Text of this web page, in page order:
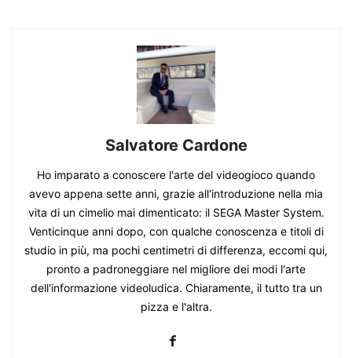
Salvatore Cardone
Ho imparato a conoscere l'arte del videogioco quando
avevo appena sette anni, grazie all'introduzione nella mia
vita di un cimelio mai dimenticato: il SEGA Master System.
Venticinque anni dopo, con qualche conoscenza e titoli di
studio in più, ma pochi centimetri di differenza, eccomi qui,
pronto a padroneggiare nel migliore dei modi l'arte
dell'informazione videoludica. Chiaramente, il tutto tra un
pizza e l'altra.